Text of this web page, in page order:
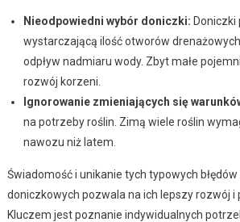
Nieodpowiedni wybór doniczki:
wystarczającą ilość otworów
odpływ nadmiaru wody. Zbyt małe
rozwój korzeni.
Ignorowanie zmieniających się
na potrzeby roślin. Zimą wiele roślin
nawozu niż latem.
Świadomość i unikanie tych typowych
doniczkowych pozwala na ich lepszy rozwój i
Kluczem jest poznanie indywidualnych